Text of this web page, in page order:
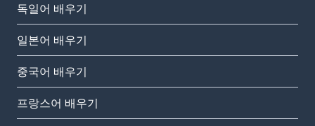
독일어 배우기
일본어 배우기
중국어 배우기
프랑스어 배우기